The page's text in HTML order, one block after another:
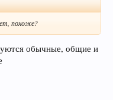
похоже?
обычные, общие и